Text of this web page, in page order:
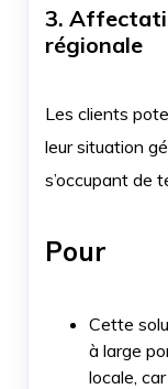
3.
régionale
Les clients
leur situation
s’occupant de
Pour
Cette
à large
locale,